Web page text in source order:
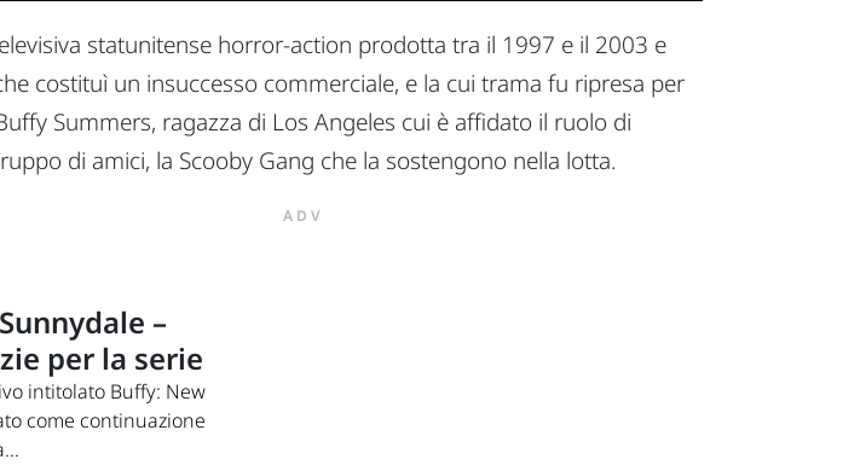
statunitense horror-action prodotta tra il 1997 e il 2003 e
costituì un insuccesso commerciale, e la cui trama fu ripresa per
Summers, ragazza di Los Angeles cui è affidato il ruolo di
di amici, la Scooby Gang che la sostengono nella lotta.
–
per la serie
intitolato Buffy: New
come continuazione
ADV